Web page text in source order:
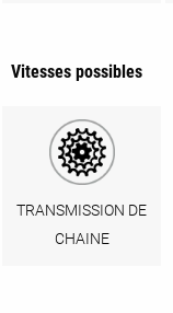
Vitesses possibles
TRANSMISSION DE
CHAINE